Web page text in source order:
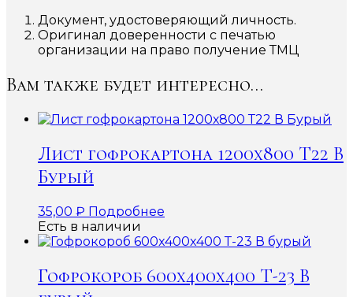
Документ, удостоверяющий личность.
Оригинал доверенности с печатью
организации на право получение ТМЦ
Вам также будет интересно…
Лист гофрокартона 1200х800 Т22 В
Бурый
35,00 ₽ Подробнее
Есть в наличии
Гофрокороб 600x400x400 Т-23 В